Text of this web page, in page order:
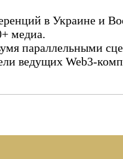
в Украине и
медиа.
параллельными
ведущих Web3-